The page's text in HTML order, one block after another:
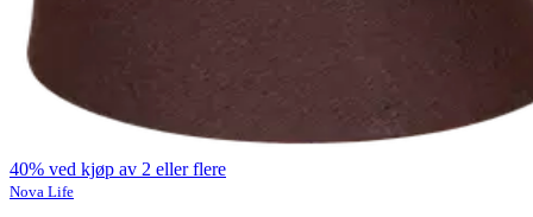
40% ved kjøp av 2 eller flere
Nova Life